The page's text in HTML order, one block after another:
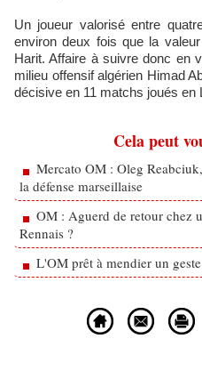
Un joueur valorisé entre
environ deux fois que la
Harit. Affaire à suivre donc en
milieu offensif algérien Himad
décisive en 11 matchs joués en
Cela peut
Mercato OM : Oleg
la défense marseillaise
OM : Aguerd de retour chez
Rennais ?
L'OM prêt à mendier un